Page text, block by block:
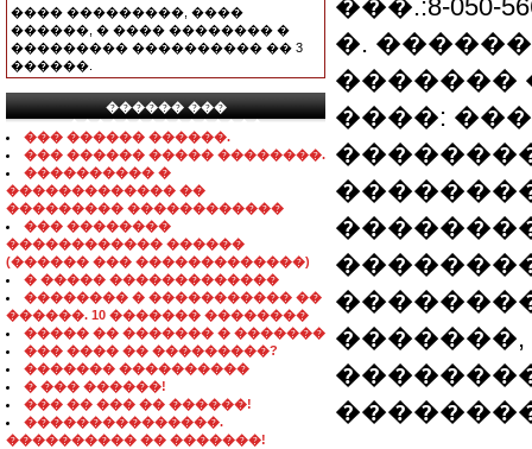
���� ���������, ����
������, � ���� �������� �
��������� ���������� �� 3
������.
������ ���
���������������
��� ������ ������.
��� ������ ����� ��������.
���������� �
������������� ��
��������� ������������
��� ��������
������������ ������
(������ ��� �������������)
� ����� �������������
�������� � ����������� ��
������. 10 ������� ��������
����� �� ������� � �������
��� ���� �� ���������?
������� ����������
� ��� ������!
��� �� ��� �� ������!
���������������.
���������� �� �������!
���.:8-050-
�.
�������
����: